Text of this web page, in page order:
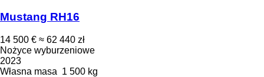
Mustang RH16
14 500 € ≈ 62 440 zł
Nożyce wyburzeniowe
2023
Własna masa 1 500 kg